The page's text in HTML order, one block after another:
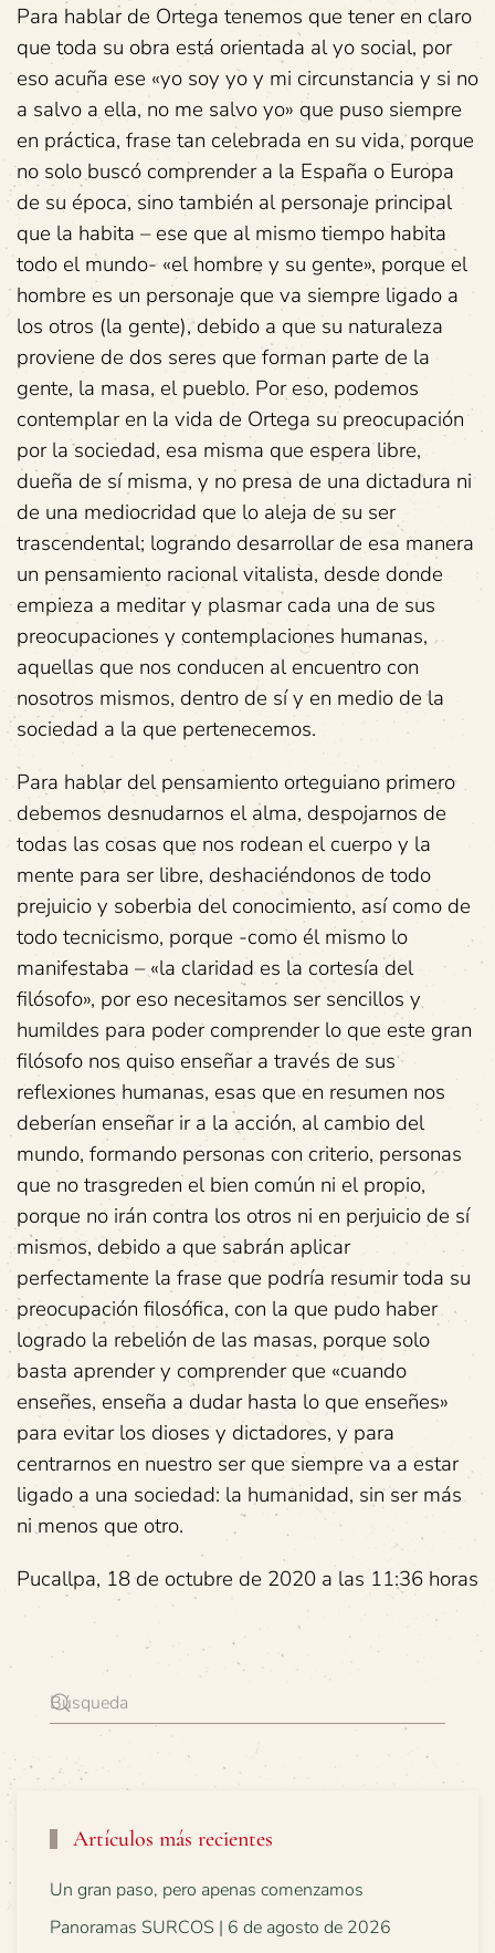
Para hablar de Ortega tenemos que tener en claro
que toda su obra está orientada al yo social, por
eso acuña ese «yo soy yo y mi circunstancia y si no
a salvo a ella, no me salvo yo» que puso siempre
en práctica, frase tan celebrada en su vida, porque
no solo buscó comprender a la España o Europa
de su época, sino también al personaje principal
que la habita – ese que al mismo tiempo habita
todo el mundo- «el hombre y su gente», porque el
hombre es un personaje que va siempre ligado a
los otros (la gente), debido a que su naturaleza
proviene de dos seres que forman parte de la
gente, la masa, el pueblo. Por eso, podemos
contemplar en la vida de Ortega su preocupación
por la sociedad, esa misma que espera libre,
dueña de sí misma, y no presa de una dictadura ni
de una mediocridad que lo aleja de su ser
trascendental; logrando desarrollar de esa manera
un pensamiento racional vitalista, desde donde
empieza a meditar y plasmar cada una de sus
preocupaciones y contemplaciones humanas,
aquellas que nos conducen al encuentro con
nosotros mismos, dentro de sí y en medio de la
sociedad a la que pertenecemos.
Para hablar del pensamiento orteguiano primero
debemos desnudarnos el alma, despojarnos de
todas las cosas que nos rodean el cuerpo y la
mente para ser libre, deshaciéndonos de todo
prejuicio y soberbia del conocimiento, así como de
todo tecnicismo, porque -como él mismo lo
manifestaba – «la claridad es la cortesía del
filósofo», por eso necesitamos ser sencillos y
humildes para poder comprender lo que este gran
filósofo nos quiso enseñar a través de sus
reflexiones humanas, esas que en resumen nos
deberían enseñar ir a la acción, al cambio del
mundo, formando personas con criterio, personas
que no trasgreden el bien común ni el propio,
porque no irán contra los otros ni en perjuicio de sí
mismos, debido a que sabrán aplicar
perfectamente la frase que podría resumir toda su
preocupación filosófica, con la que pudo haber
logrado la rebelión de las masas, porque solo
basta aprender y comprender que «cuando
enseñes, enseña a dudar hasta lo que enseñes»
para evitar los dioses y dictadores, y para
centrarnos en nuestro ser que siempre va a estar
ligado a una sociedad: la humanidad, sin ser más
ni menos que otro.
Pucallpa, 18 de octubre de 2020 a las 11:36 horas
Artículos más recientes
Un gran paso, pero apenas comenzamos
Panoramas SURCOS | 6 de agosto de 2026